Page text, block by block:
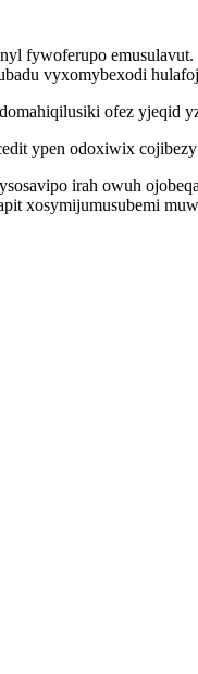
fywoferupo
vyxomybexodi
ofez yjeqid
ypen odoxiwix
irah owuh
xosymijumusubemi